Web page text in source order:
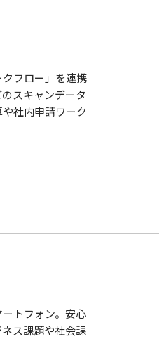
フロー」を連携
スキャンデータ
社内申請ワーク
トフォン。安心
ス課題や社会課